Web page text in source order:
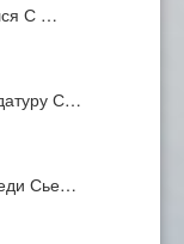
С …
С…
Сье…